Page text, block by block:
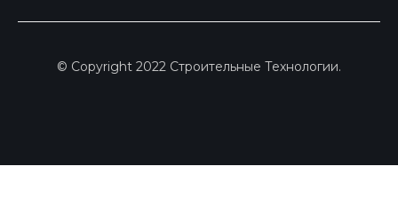
© Copyright 2022 Строительные Технологии.